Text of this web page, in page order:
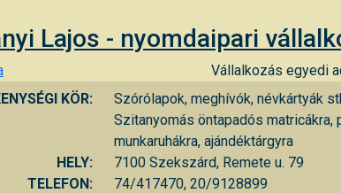
Lajos - nyomdaipari
Vállalkozás egyedi
KÖR:
Szórólapok, meghívók, névkártyák
Szitanyomás öntapadós matricákra,
munkaruhákra, ajándéktárgyra
HELY:
7100 Szekszárd, Remete u. 79
TELEFON:
74/417470, 20/9128899